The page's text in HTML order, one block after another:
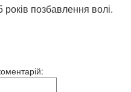
позбавлення волі.